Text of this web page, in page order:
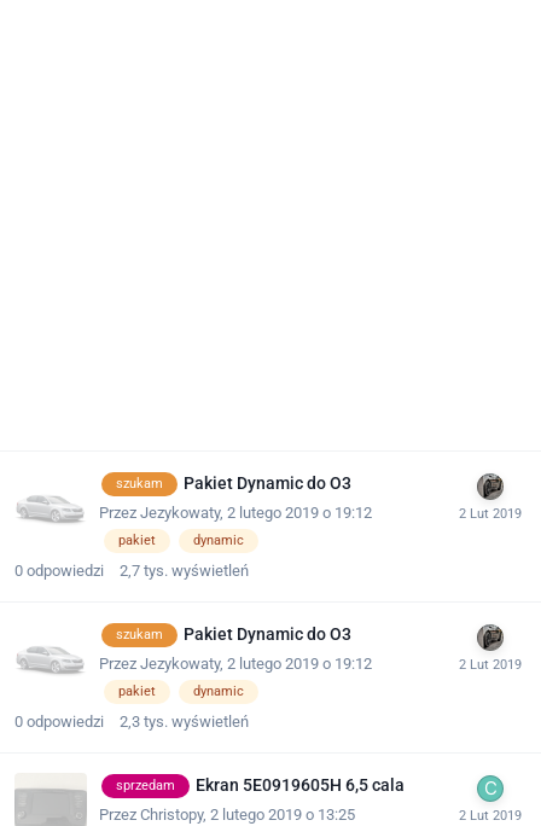
szukam Pakiet Dynamic do O3
Przez Jezykowaty, 2 lutego 2019 o 19:12
pakiet dynamic
0 odpowiedzi 2,7 tys. wyświetleń
szukam Pakiet Dynamic do O3
Przez Jezykowaty, 2 lutego 2019 o 19:12
pakiet dynamic
0 odpowiedzi 2,3 tys. wyświetleń
sprzedam Ekran 5E0919605H 6,5 cala
Przez Christopy, 2 lutego 2019 o 13:25